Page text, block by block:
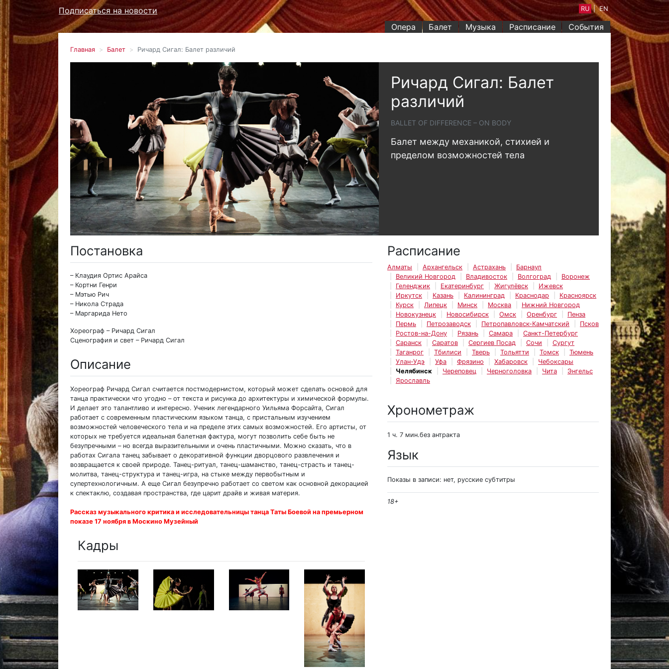
Опера Балет Музыка Расписание События
Подписаться на новости RU | EN
Главная Балет Ричард Сигал: Балет различий
Ричард Сигал: Балет
различий
BALLET OF DIFFERENCE – ON BODY
Балет между механикой, стихией и
пределом возможностей тела
Постановка
– Клаудия Ортис Арайса
– Кортни Генри
– Мэтью Рич
– Никола Страда
– Маргарида Нето
Хореограф – Ричард Сигал
Сценография и свет – Ричард Сигал
Описание
Хореограф Ричард Сигал считается постмодернистом, который может сделать основой для
танца практически что угодно – от текста и рисунка до архитектуры и химической формулы.
И делает это талантливо и интересно. Ученик легендарного Уильяма Форсайта, Сигал
работает с современным пластическим языком танца, с пристальным изучением
возможностей человеческого тела и на пределе этих самых возможностей. Его артисты, от
которых не требуется идеальная балетная фактура, могут позволить себе быть не
безупречными – но всегда выразительными и очень пластичными. Можно сказать, что в
работах Сигала танец забывает о декоративной функции дворцового развлечения и
возвращается к своей природе. Танец-ритуал, танец-шаманство, танец-страсть и танец-
молитва, танец-структура и танец-игра, на стыке между первобытным и
супертехнологичным. А еще Сигал безупречно работает со светом как основной декорацией
к спектаклю, создавая пространства, где царит драйв и живая материя.
Рассказ музыкального критика и исследовательницы танца Таты Боевой на премьерном
показе 17 ноября в Москино Музейный
Кадры
Расписание
Алматы Архангельск Астрахань
Барнаул
Великий Новгород
Владивосток Волгоград
Воронеж
Геленджик
Екатеринбург Жигулёвск
Ижевск
Иркутск
Казань Калининград Краснодар
Красноярск
Курск
Липецк Минск Москва
Нижний Новгород
Новокузнецк
Новосибирск Омск Оренбург
Пенза
Пермь
Петрозаводск Петропавловск-Камчатский
Псков
Ростов-на-Дону
Рязань Самара
Санкт-Петербург
Саранск
Саратов Сергиев Посад Сочи
Сургут
Таганрог
Тбилиси Тверь Тольятти Томск
Тюмень
Улан-Удэ
Уфа Фрязино Хабаровск
Чебоксары
Челябинск
Череповец Черноголовка Чита
Энгельс
Ярославль
Хронометраж
1 ч. 7 мин.без антракта
Язык
Показы в записи: нет, русские субтитры
18+